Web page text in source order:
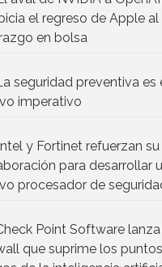
el regreso de Apple al
en bolsa
seguridad preventiva es
imperativo
Intel y Fortinet refuerzan su
para desarrollar
procesador de
Point Software lanza
que suprime los puntos